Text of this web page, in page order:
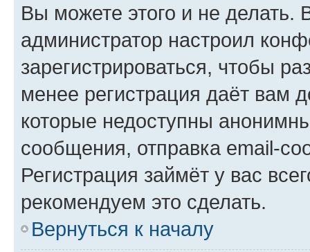
Вы можете этого и не делать.
администратор настроил
зарегистрироваться, чтобы
менее регистрация даёт вам
которые недоступны
сообщения, отправка email-
Регистрация займёт у вас
рекомендуем это сделать.
Вернуться к началу